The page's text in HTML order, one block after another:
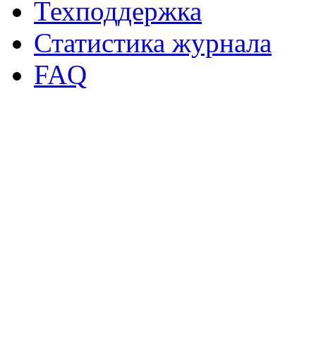
Техподдержка
Статистика журнала
FAQ